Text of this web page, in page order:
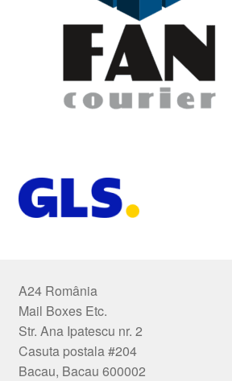
A24 România
Mail Boxes Etc.
Str. Ana Ipatescu nr. 2
Casuta postala #204
Bacau, Bacau 600002